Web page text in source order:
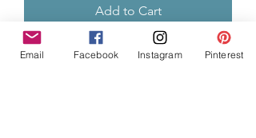
Add to Cart
Email Facebook Instagram Pinterest